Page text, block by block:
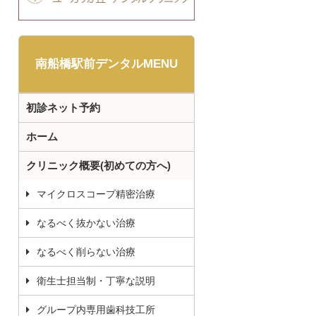
南船橋駅前デンタルMENU
初診ネット予約
ホーム
クリニック概要(初めての方へ)
マイクロスコープ精密治療
なるべく抜かない治療
なるべく削らない治療
衛生士担当制・丁寧な説明
グループ内専用歯科技工所